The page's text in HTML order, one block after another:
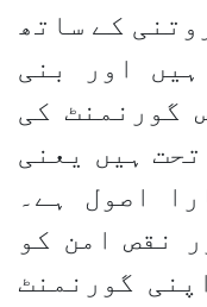
کے ساتھ
اور بنی
گورنمنٹ کی
ہیں یعنی
اصول ہے۔
نقص امن کو
گورنمنٹ